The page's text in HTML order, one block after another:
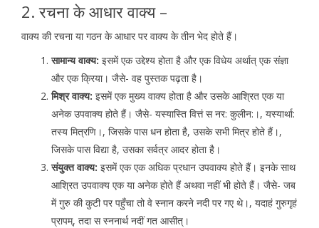
2. रचना के आधार वाक्य –
वाक्य की रचना या गठन के आधार पर वाक्य के तीन भेद होते हैं।
सामान्य वाक्य: इसमें एक उद्देश्य होता है और एक विधेय अर्थात् एक संज्ञा
और एक क्रिया। जैसे- वह पुस्तक पढ़ता है।
मिश्र वाक्य: इसमें एक मुख्य वाक्य होता है और उसके आश्रित एक या
अनेक उपवाक्य होते हैं। जैसे- यस्यास्ति वित्तं स नर: कुलीन:।, यस्यार्था:
तस्य मित्रणि।, जिसके पास धन होता है, उसके सभी मित्र होते हैं।,
जिसके पास विद्या है, उसका सर्वत्र आदर होता है।
संयुक्त वाक्य: इसमें एक एक अधिक प्रधान उपवाक्य होते हैं। इनके साथ
आश्रित उपवाक्य एक या अनेक होते हैं अथवा नहीं भी होते हैं। जैसे- जब
में गुरु की कुटी पर पहुँचा तो वे स्नान करने नदी पर गए थे।, यदाहं गुरुगृहं
प्रापम्, तदा स स्ननार्थ नदीं गत आसीत्।